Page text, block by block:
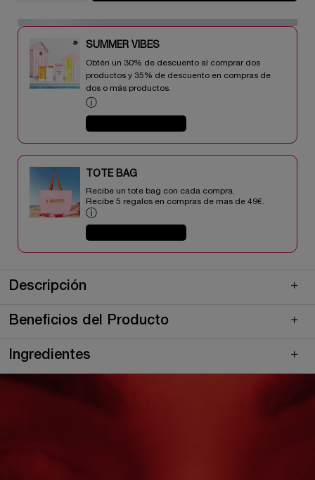
SUMMER VIBES​
Obtén un 30% de descuento al comprar dos
productos y 35% de descuento en compras de
dos o más productos.​
ⓘ
TOTE BAG​​
Recibe un tote bag con cada compra.
Recibe 5 regalos en compras de mas de 49€.​
ⓘ
Descripción
Beneficios del Producto
Ingredientes